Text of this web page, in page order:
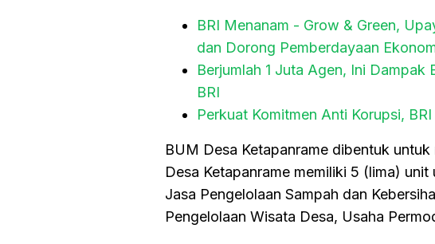
BRI Menanam - Grow & Green,
dan Dorong Pemberdayaan
Berjumlah 1 Juta Agen, Ini
BRI
Perkuat Komitmen Anti Korupsi,
BUM Desa Ketapanrame dibentuk
Desa Ketapanrame memiliki 5 (lima)
Jasa Pengelolaan Sampah dan
Pengelolaan Wisata Desa, Usaha